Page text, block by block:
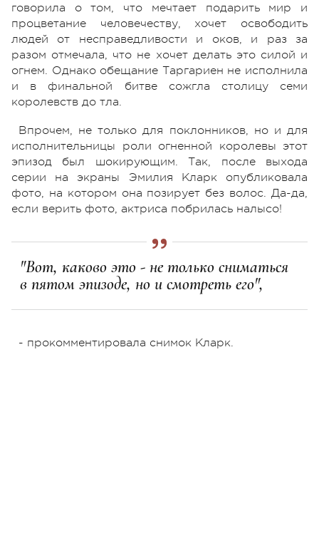
говорила о том, что мечтает подарить мир и
процветание человечеству, хочет освободить
людей от несправедливости и оков, и раз за
разом отмечала, что не хочет делать это силой и
огнем. Однако обещание Таргариен не исполнила
и в финальной битве сожгла столицу семи
королевств до тла.
Впрочем, не только для поклонников, но и для
исполнительницы роли огненной королевы этот
эпизод был шокирующим. Так, после выхода
серии на экраны Эмилия Кларк опубликовала
фото, на котором она позирует без волос. Да-да,
если верить фото, актриса побрилась налысо!
"Вот, каково это - не только сниматься
в пятом эпизоде, но и смотреть его",
- прокомментировала снимок Кларк.